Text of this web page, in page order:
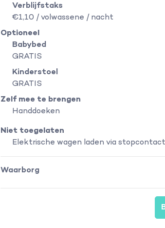
Verblijfstaks
€1,10 / volwassene / nacht
Optioneel
Babybed
GRATIS
Kinderstoel
GRATIS
Zelf mee te brengen
Handdoeken
Niet toegelaten
Elektrische wagen laden via stopcontact
Waarborg